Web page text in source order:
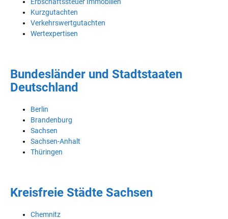
Kurzgutachten
Verkehrswertgutachten
Wertexpertisen
Bundesländer und Stadtstaaten
Deutschland
Berlin
Brandenburg
Sachsen
Sachsen-Anhalt
Thüringen
Kreisfreie Städte Sachsen
Chemnitz